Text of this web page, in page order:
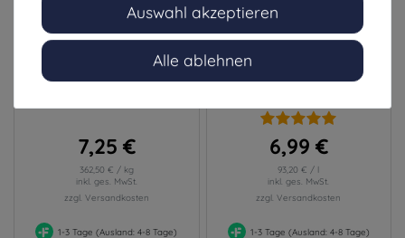
Wero Wund- und Heilsalbe
7,25 €
362,50 € / kg
inkl. ges. MwSt.
zzgl. Versandkosten
1-3 Tage (Ausland: 4-8 Tage)
Werolin Wundreinigungsspray
6,99 €
93,20 € / l
inkl. ges. MwSt.
zzgl. Versandkosten
1-3 Tage (Ausland: 4-8 Tage)
Auswahl akzeptieren
Alle ablehnen